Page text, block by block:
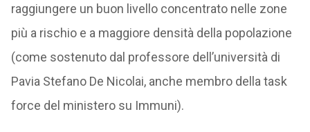
raggiungere un buon livello concentrato nelle zone
più a rischio e a maggiore densità della popolazione
(come sostenuto dal professore dell’università di
Pavia Stefano De Nicolai, anche membro della task
force del ministero su Immuni).